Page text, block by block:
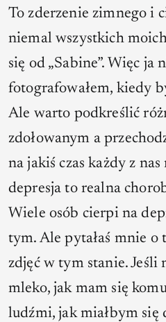
To zderzenie zimnego i
niemal wszystkich
się od „Sabine”. Więc ja
fotografowałem, kiedy
Ale warto podkreślić
zdołowanym a
na jakiś czas każdy z
depresja to realna
Wiele osób cierpi na
tym. Ale pytałaś mnie o
zdjęć w tym stanie. Jeśli
mleko, jak mam się
ludźmi, jak miałbym